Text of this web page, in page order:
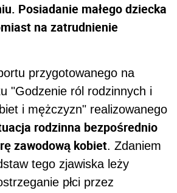
Posiadanie małego dziecka
na zatrudnienie
przygotowanego na
"Godzenie ról rodzinnych i
i mężczyzn" realizowanego
rodzinna bezpośrednio
zawodową kobiet. Zdaniem
tego zjawiska leży
płci przez